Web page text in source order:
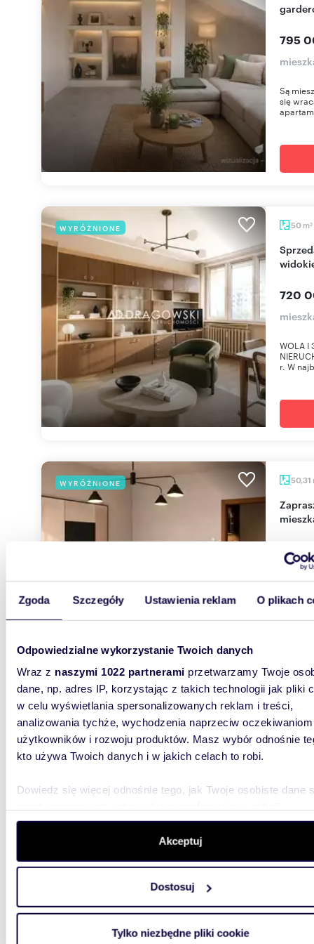
Zgoda Szczegóły Ustawienia reklam O plikach
Odpowiedzialne wykorzystanie Twoich danych
Wraz z naszymi 1022 partnerami przetwarzamy Twoje
dane, np. adres IP, korzystając z takich technologii jak pliki
w celu wyświetlania spersonalizowanych reklam i treści,
analizowania tychże, wychodzenia naprzeciw oczekiwaniom
użytkowników i rozwoju produktów. Masz wybór odnośnie
kto używa Twoich danych i w jakich celach to robi.
Dowiedz się więcej odnośnie tego, jak Twoje osobiste dane
szczegółów. W Deklaracji plików cookie możesz zmienić
wycofać swoją zgodę w dowolnej chwili.
aby oferować funkcje społecznościowe i analizować ruch w
witrynie. Informacje o tym, jak korzystasz z naszej witryny,
analitycznym. Partnerzy mogą połączyć te informacje z
Akceptuj
Dostosuj
Tylko niezbędne pliki cookie
795
Są
się
WYRÓŻNIONE 50 m2
Sprzedam 3-pokojowe mieszkanie z dużą loggią i
720
WOLA I
r. W
WYRÓŻNIONE 50,31
Zapraszam do obejrzenia 2-pokojowego
960
WYRÓŻNIONE
loggią
595